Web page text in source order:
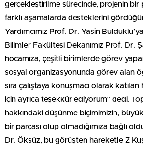
gerçekleştirilme sürecinde, projenin bir
farklı aşamalarda desteklerini
Yardımcımız Prof. Dr. Yasin
Bilimler Fakültesi Dekanımız Prof. Dr.
hocamıza, çeşitli birimlerde görev
sosyal organizasyonunda görev alan
sıra çalıştaya konuşmacı olarak katılan
için ayrıca teşekkür ediyorum” dedi.
hakkındaki düşünme biçimimizin,
bir parçası olup olmadığımıza bağlı
Dr. Öksüz, bu görüşten hareketle Z